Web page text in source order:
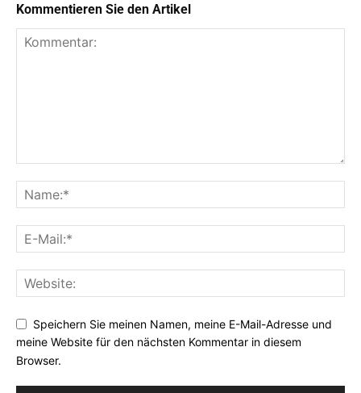
Kommentieren Sie den Artikel
Speichern Sie meinen Namen, meine E-Mail-Adresse und
meine Website für den nächsten Kommentar in diesem
Browser.